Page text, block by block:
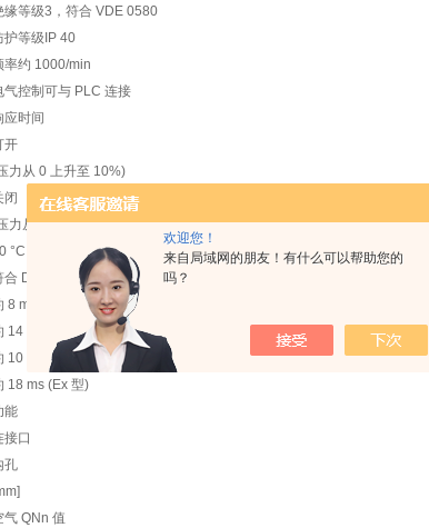
欢迎您！
来自局域网的朋友！有什么可以帮助您的
吗？
缘等级3，符合 VDE 0580
护等级IP 40
率约 1000/min
气控制可与 PLC 连接
应时间
开
力从 0 上升至 10%)
闭
力从 100 下降至 90%)
°C，入口压力 6 bar 时在阀出口测得
合 DIN ISO 12238:
8 ms (标准型)
14 ms (Ex 型)
10 ms (标准型)
18 ms (Ex 型)
能
接口
孔
气 QNn 值